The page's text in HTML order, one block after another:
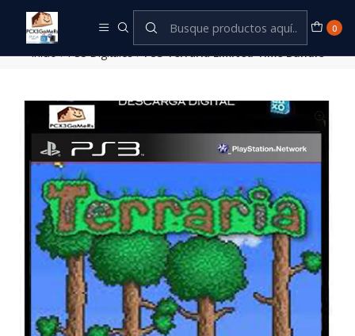
0
Inicio PS3 Digitales PS3 Terraria Limited Time Bundle